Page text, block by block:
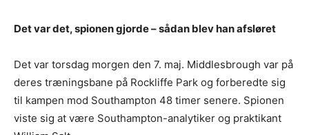
Det var det, spionen gjorde – sådan blev han afsløret
Det var torsdag morgen den 7. maj. Middlesbrough var på
deres træningsbane på Rockliffe Park og forberedte sig
til kampen mod Southampton 48 timer senere. Spionen
viste sig at være Southampton-analytiker og praktikant